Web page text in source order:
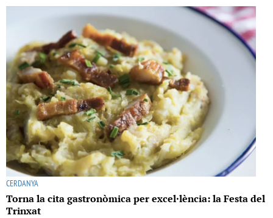
CERDANYA
Torna la cita gastronòmica per excel·lència: la Festa del
Trinxat